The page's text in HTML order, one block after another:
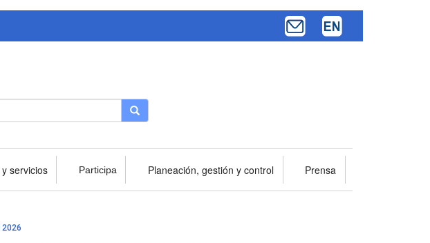
Buscar
servicios Participa Planeación, gestión y control Prensa
2026